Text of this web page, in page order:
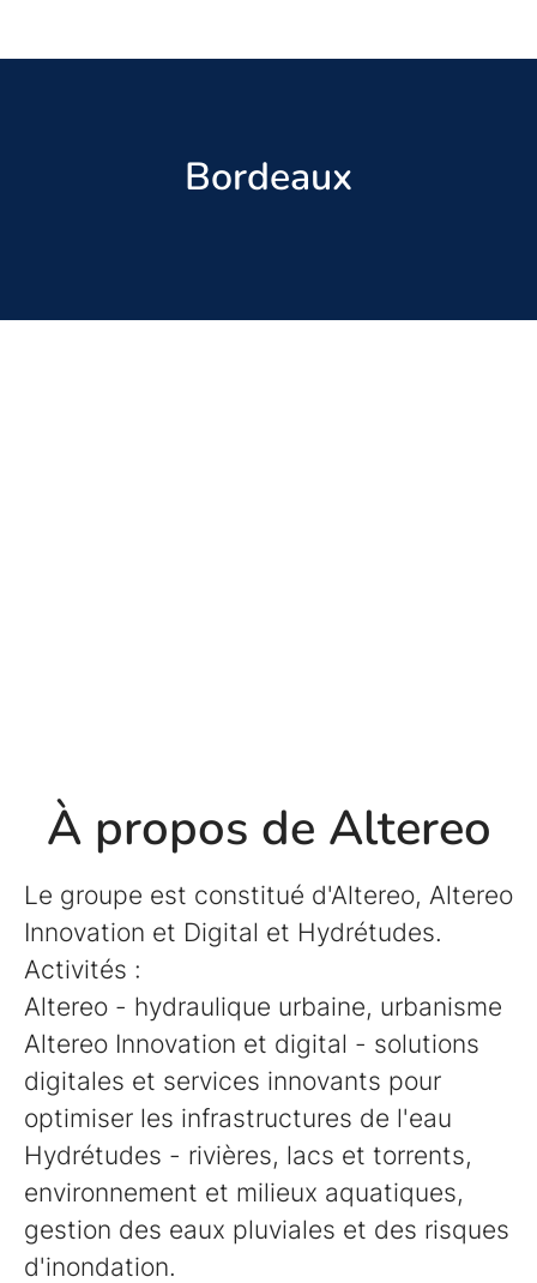
Bordeaux
À propos de Altereo
Le groupe est constitué d'Altereo, Altereo
Innovation et Digital et Hydrétudes.
Activités :
Altereo - hydraulique urbaine, urbanisme
Altereo Innovation et digital - solutions
digitales et services innovants pour
optimiser les infrastructures de l'eau
Hydrétudes - rivières, lacs et torrents,
environnement et milieux aquatiques,
gestion des eaux pluviales et des risques
d'inondation.